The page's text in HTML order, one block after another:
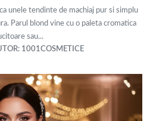
unele tendinte de machiaj pur si simplu
Parul blond vine cu o paleta cromatica
sau...
1001COSMETICE